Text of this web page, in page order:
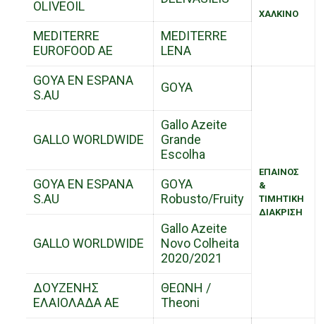
OLIVEOIL
ΧΑΛΚΙΝΟ
MEDITERRE
EUROFOOD AE
MEDITERRE
LENA
GOYA EN ESPANA
S.AU
GOYA
ΕΠΑΙΝΟΣ
&
ΤΙΜΗΤΙΚΗ
ΔΙΑΚΡΙΣΗ
GALLO WORLDWIDE
Gallo Azeite
Grande
Escolha
GOYA EN ESPANA
S.AU
GOYA
Robusto/Fruity
GALLO WORLDWIDE
Gallo Azeite
Novo Colheita
2020/2021
ΔΟΥΖΕΝΗΣ
ΕΛΑΙΟΛΑΔΑ ΑΕ
ΘΕΩΝΗ /
Theoni